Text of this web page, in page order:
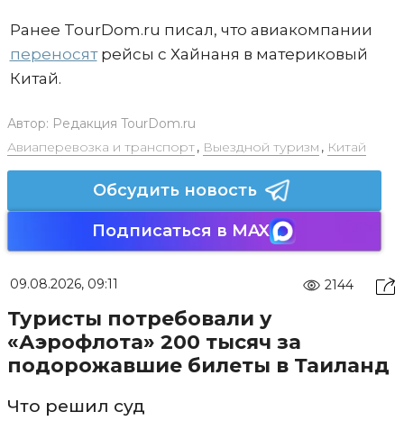
Ранее TourDom.ru писал, что авиакомпании
переносятрейсы с Хайнаня в материковый
Китай.
Автор: Редакция TourDom.ru
Авиаперевозка и транспорт, Выездной туризм , Китай
Обсудить новость
Подписаться в MAX
09.08.2026, 09:11 2144
Туристы потребовали у
«Аэрофлота» 200 тысяч за
подорожавшие билеты в Таиланд
Что решил суд